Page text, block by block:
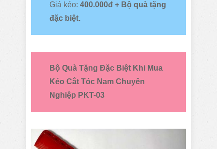
Giá kéo: 400.000đ + Bộ quà tặng
đặc biệt.
Bộ Quà Tặng Đặc Biệt Khi Mua
Kéo Cắt Tóc Nam Chuyên
Nghiệp PKT-03